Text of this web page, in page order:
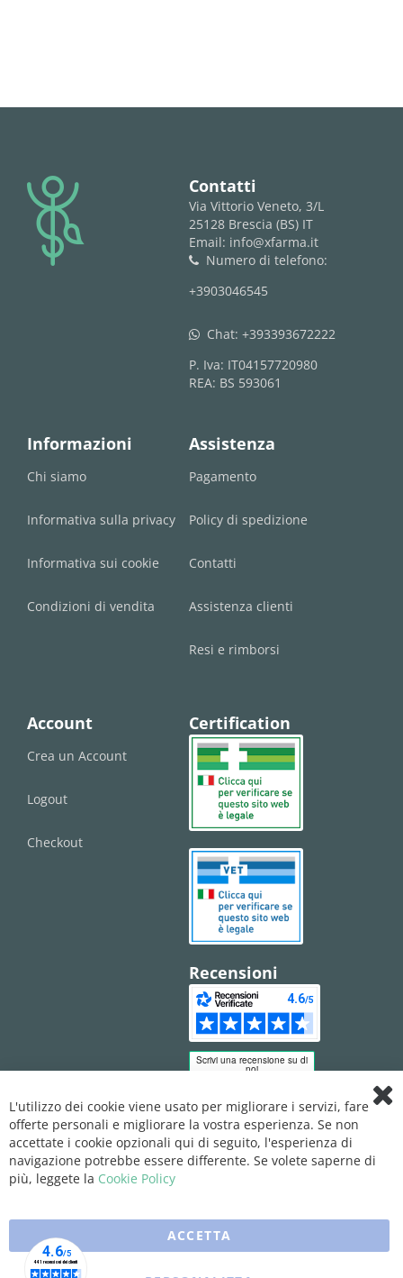
logo Contatti
Via Vittorio Veneto, 3/L
25128 Brescia (BS) IT
Email: info@xfarma.it
phone
Numero di telefono:
+3903046545
whatsapp Chat: +393393672222
P. Iva: IT04157720980
REA: BS 593061
Informazioni
Chi siamo
Informativa sulla privacy
Informativa sui cookie
Condizioni di vendita
Assistenza
Pagamento
Policy di spedizione
Contatti
Assistenza clienti
Resi e rimborsi
Account
Crea un Account
Logout
Checkout
Certification
Recensioni
L'utilizzo dei cookie viene usato per migliorare i servizi, fare
offerte personali e migliorare la vostra esperienza. Se non
accettate i cookie opzionali qui di seguito, l'esperienza di
navigazione potrebbe essere differente. Se volete saperne di
più, leggete la Cookie Policy
ACCETTA